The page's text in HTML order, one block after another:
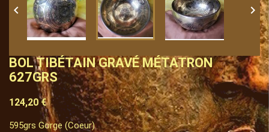
 
BOL TIBÉTAIN GRAVÉ MÉTATRON
627GRS
124,20 €
595grs Gorge (Coeur)